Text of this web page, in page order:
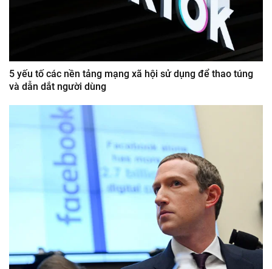
5 yếu tố các nền tảng mạng xã hội sử dụng để thao túng
và dẫn dắt người dùng